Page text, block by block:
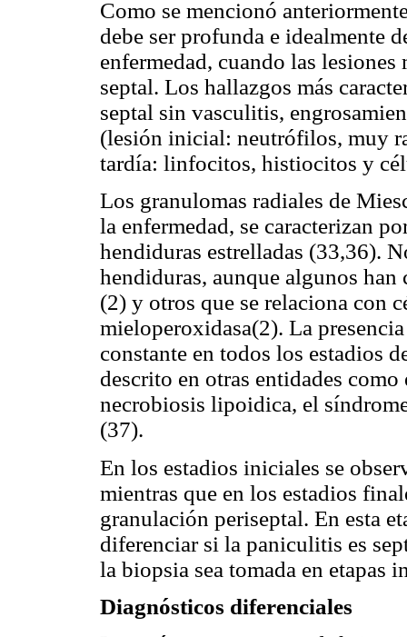
Como se mencionó
debe ser profunda e idealmente
enfermedad, cuando las
septal. Los hallazgos más
septal sin vasculitis,
(lesión inicial: neutrófilos, muy
tardía: linfocitos, histiocitos y
Los granulomas radiales de
la enfermedad, se caracterizan
hendiduras estrelladas (33,36).
hendiduras, aunque algunos
(2) y otros que se relaciona con
mieloperoxidasa(2). La
constante en todos los estadios
descrito en otras entidades
necrobiosis lipoidica, el
(37).
En los estadios iniciales se
mientras que en los estadios
granulación periseptal. En esta
diferenciar si la paniculitis es
la biopsia sea tomada en etapas
Diagnósticos diferenciales